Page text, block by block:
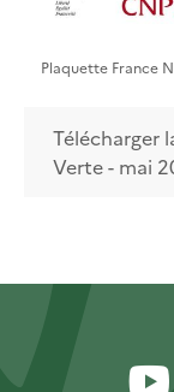
Plaquette France
Télécharger
Verte - mai